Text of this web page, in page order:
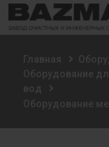
Главная
Оборудование
вод
Оборудование